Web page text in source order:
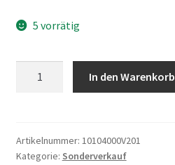
5 vorrätig
Sport
Wave
In den Warenkorb
Artikelnummer: 10104000V201
Kategorie: Sonderverkauf